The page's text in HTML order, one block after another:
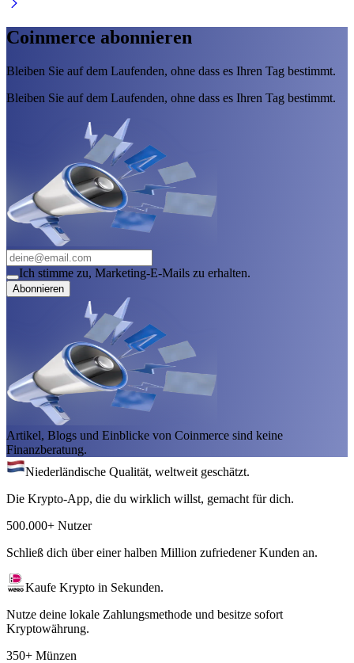
Coinmerce abonnieren
Bleiben Sie auf dem Laufenden, ohne dass es Ihren Tag bestimmt.
Bleiben Sie auf dem Laufenden, ohne dass es Ihren Tag bestimmt.
Ich stimme zu, Marketing-E-Mails zu erhalten.
Abonnieren
Artikel, Blogs und Einblicke von Coinmerce sind keine
Finanzberatung.
Niederländische Qualität, weltweit geschätzt.
Die Krypto-App, die du wirklich willst, gemacht für dich.
500.000+ Nutzer
Schließ dich über einer halben Million zufriedener Kunden an.
Kaufe Krypto in Sekunden.
Nutze deine lokale Zahlungsmethode und besitze sofort
Kryptowährung.
350+ Münzen